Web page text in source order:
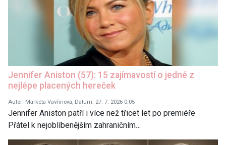
Jennifer Aniston (57): 15 zajímavostí o jedné z
nejlépe placených hereček
Autor: Markéta Vavřinová, Datum: 27. 7. 2026 0:05
Jennifer Aniston patří i více než třicet let po premiéře
Přátel k nejoblíbenějším zahraničním…